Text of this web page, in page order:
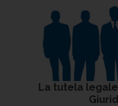
La tutela